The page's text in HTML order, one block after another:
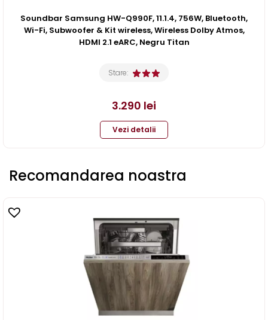
Soundbar Samsung HW-Q990F, 11.1.4, 756W, Bluetooth,
Wi-Fi, Subwoofer & Kit wireless, Wireless Dolby Atmos,
HDMI 2.1 eARC, Negru Titan
Stare:
3.290 lei
Vezi detalii
Recomandarea noastra